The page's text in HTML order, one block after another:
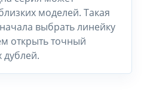
моделей. Такая
выбрать линейку
открыть точный
дублей.